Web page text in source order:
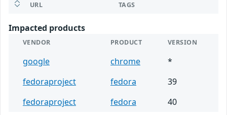
URL TAGS
Impacted products
VENDOR PRODUCT VERSION
google chrome
*
fedoraproject
fedora
39
fedoraproject
fedora 40